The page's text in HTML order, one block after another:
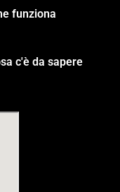
funziona
c'è da sapere